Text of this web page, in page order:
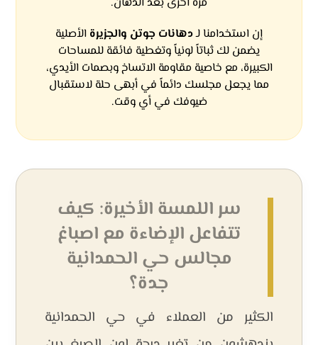
إن استخدامنا لـدهانات جوتن والجزيرة الأصلية
يضمن لك ثباتاً لونياً وتغطية فائقة للمساحات
الكبيرة، مع خاصية مقاومة الاتساخ وبصمات الأيدي،
مما يجعل مجلسك دائماً في أبهى حلة لاستقبال
ضيوفك في أي وقت.
سر اللمسة الأخيرة: كيف
تتفاعل الإضاءة مع اصباغ
مجالس حي الحمدانية
جدة؟
الكثير من العملاء في حي الحمدانية